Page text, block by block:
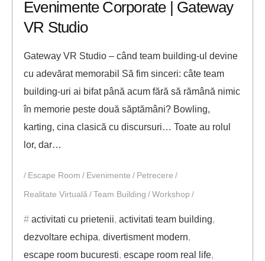
Evenimente Corporate | Gateway
VR Studio
Gateway VR Studio – când team building-ul devine
cu adevărat memorabil Să fim sinceri: câte team
building-uri ai bifat până acum fără să rămână nimic
în memorie peste două săptămâni? Bowling,
karting, cina clasică cu discursuri… Toate au rolul
lor, dar…
Escape Room Evenimente
Petrecere
Realitate Virtuală
Team Building Workshop
activitati cu prietenii, activitati team building,
dezvoltare echipa, divertisment modern,
escape room bucuresti, escape room real life,